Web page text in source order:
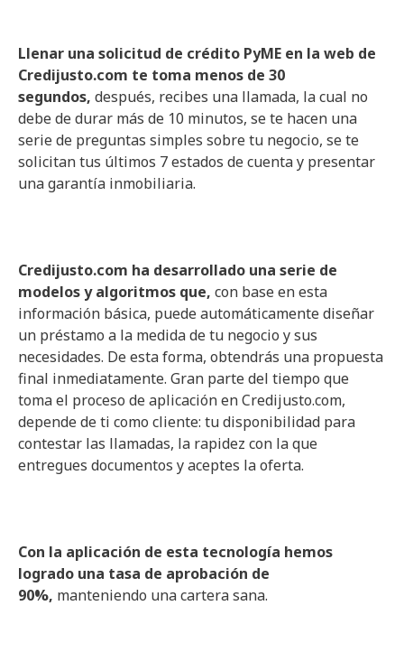
Llenar una solicitud de crédito PyME en la web de
Credijusto.com te toma menos de 30
segundos, después, recibes una llamada, la cual no
debe de durar más de 10 minutos, se te hacen una
serie de preguntas simples sobre tu negocio, se te
solicitan tus últimos 7 estados de cuenta y presentar
una garantía inmobiliaria.
Credijusto.com ha desarrollado una serie de
modelos y algoritmos que, con base en esta
información básica, puede automáticamente diseñar
un préstamo a la medida de tu negocio y sus
necesidades. De esta forma, obtendrás una propuesta
final inmediatamente. Gran parte del tiempo que
toma el proceso de aplicación en Credijusto.com,
depende de ti como cliente: tu disponibilidad para
contestar las llamadas, la rapidez con la que
entregues documentos y aceptes la oferta.
Con la aplicación de esta tecnología hemos
logrado una tasa de aprobación de
90%, manteniendo una cartera sana.